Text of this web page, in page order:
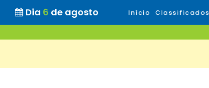
Dia 6 de agosto Início Classificados